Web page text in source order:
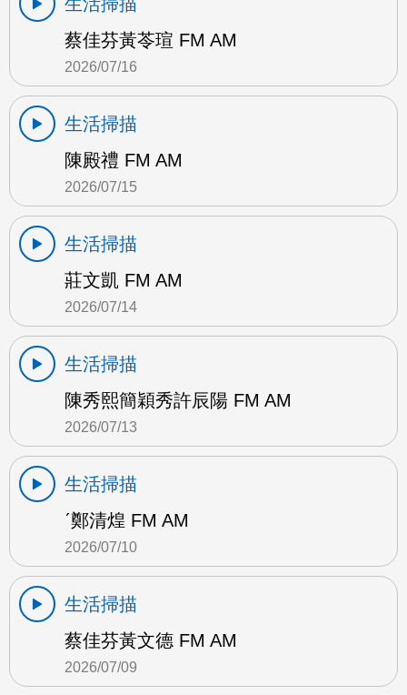
蔡佳芬黃苓瑄 FM AM
2026/07/16
生活掃描
陳殿禮 FM AM
2026/07/15
生活掃描
莊文凱 FM AM
2026/07/14
生活掃描
陳秀熙簡穎秀許辰陽 FM AM
2026/07/13
生活掃描
ˊ鄭清煌 FM AM
2026/07/10
生活掃描
蔡佳芬黃文德 FM AM
2026/07/09